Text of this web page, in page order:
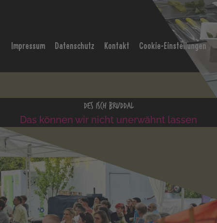
Des isch bruddal
Das können wir nicht unerwähnt lassen
Impressum Datenschutz Kontakt Cookie-Einstellungen